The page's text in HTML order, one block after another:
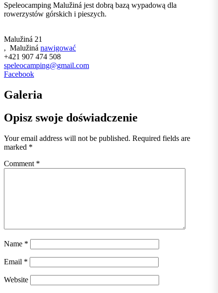
Speleocamping Malužiná jest dobrą bazą wypadową dla
rowerzystów górskich i pieszych.
Malužiná 21
, Malužiná nawigować
+421 907 474 508
speleocamping@gmail.com
Facebook
Galeria
Opisz swoje doświadczenie
Your email address will not be published. Required fields are
marked *
Comment *
Name *
Email *
Website